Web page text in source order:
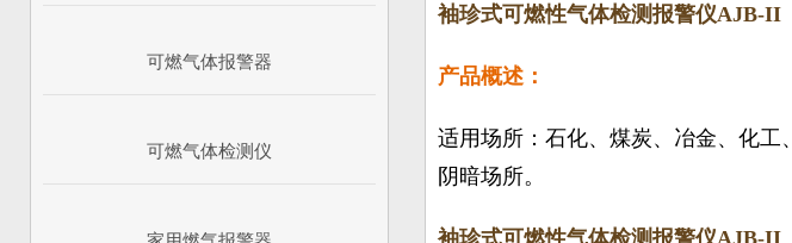
可燃气体报警器
可燃气体检测仪
袖珍式可燃性气体检测报警仪AJB-II
产品概述：
适用场所：石化、煤炭、冶金、化
阴暗场所。
袖珍式可燃性气体检测报警仪AJB-II